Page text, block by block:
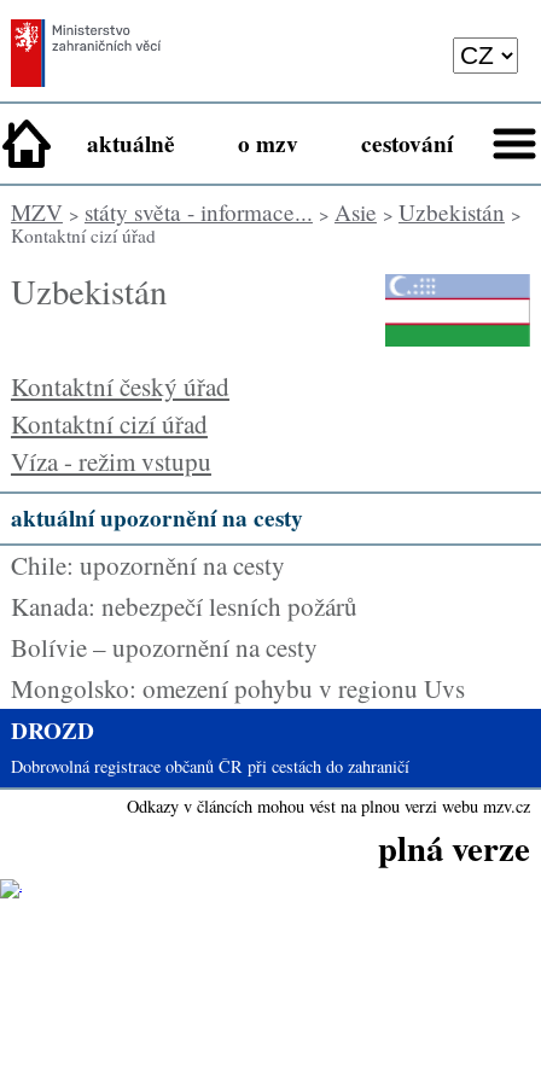
aktuálně o mzv cestování
MZV> státy světa - informace... > Asie > Uzbekistán >
Kontaktní cizí úřad
Uzbekistán
Kontaktní český úřad
Kontaktní cizí úřad
Víza - režim vstupu
aktuální upozornění na cesty
Chile: upozornění na cesty
Kanada: nebezpečí lesních požárů
Bolívie – upozornění na cesty
Mongolsko: omezení pohybu v regionu Uvs
DROZD
Dobrovolná registrace občanů ČR při cestách do zahraničí
Odkazy v článcích mohou vést na plnou verzi webu mzv.cz
plná verze